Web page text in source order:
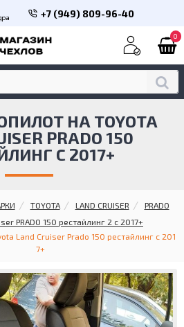
+7 (949) 809-96-40
0
TOYOTA LAND CRUISER
PRADO
PRADO 150 рестайлинг 2 c 2017+
Land Cruiser Prado 150 рестайлинг с 201
7+
НА TOYOTA
PRADO 150
С 2017+